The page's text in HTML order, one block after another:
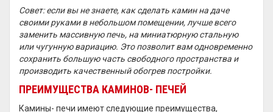
Совет: если вы не знаете, как сделать камин на даче
своими руками в небольшом помещении, лучше всего
заменить массивную печь, на миниатюрную стальную
или чугунную вариацию. Это позволит вам одновременно
сохранить большую часть свободного пространства и
производить качественный обогрев постройки.
ПРЕИМУЩЕСТВА КАМИНОВ- ПЕЧЕЙ
Камины- печи имеют следующие преимущества,